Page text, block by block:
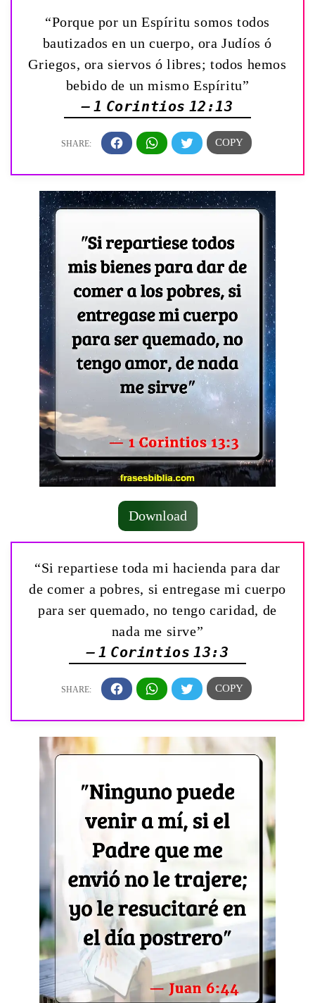
“Porque por un Espíritu somos todos
bautizados en un cuerpo, ora Judíos ó
Griegos, ora siervos ó libres; todos hemos
bebido de un mismo Espíritu”
— 1 Corintios 12:13
Download
“Si repartiese toda mi hacienda para dar
de comer a pobres, si entregase mi cuerpo
para ser quemado, no tengo caridad, de
nada me sirve”
— 1 Corintios 13:3